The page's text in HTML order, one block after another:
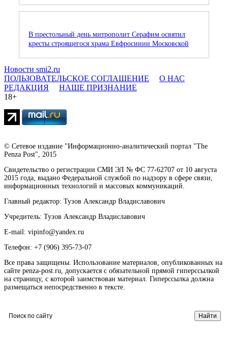
В престольный день митрополит Серафим освятил
кресты строящегося храма Евфросинии Московской
Новости smi2.ru
ПОЛЬЗОВАТЕЛЬСКОЕ СОГЛАШЕНИЕ
О НАС
РЕДАКЦИЯ
НАШЕ ПРИЗНАНИЕ
18+
© Сетевое издание "Информационно-аналитический портал "The
Penza Post", 2015
Свидетельство о регистрации СМИ ЭЛ № ФС 77-62707 от 10 августа
2015 года, выдано Федеральной службой по надзору в сфере связи,
информационных технологий и массовых коммуникаций.
Главный редактор: Тузов Александр Владиславович
Учредитель: Тузов Александр Владиславович
E-mail: vipinfo@yandex.ru
Телефон: +7 (906) 395-73-07
Все права защищены. Использование материалов, опубликованных на
сайте penza-post.ru, допускается с обязательной прямой гиперссылкой
на страницу, с которой заимствован материал. Гиперссылка должна
размещаться непосредственно в тексте.